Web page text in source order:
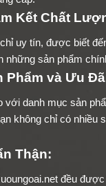
Kết Chất
chỉ uy tín, được biết
những sản phẩm
Phẩm và Ưu
với danh mục sản
không chỉ có
Thận:
đều